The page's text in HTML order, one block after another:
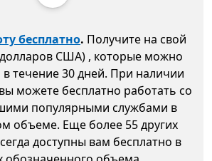
бесплатно. Получите на свой
США) , которые можно
в течение 30 дней. При наличии
можете бесплатно работать со
популярными службами в
объеме. Еще более 55 других
доступны вам бесплатно в